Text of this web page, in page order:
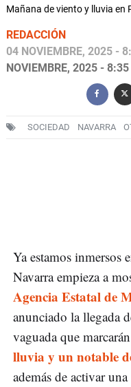
Mañana de viento y lluvia en
REDACCIÓN
04 NOVIEMBRE, 2025 -
NOVIEMBRE, 2025 - 8:35
SOCIEDAD NAVARRA
Ya estamos inmersos
Navarra empieza a
Agencia Estatal de
anunciado la llegada
vaguada que
lluvia y un notable
además de activar